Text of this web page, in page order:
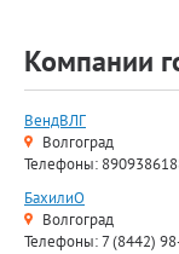
Компании
ВендВЛГ
Волгоград
Телефоны:
БахилиО
Волгоград
Телефоны: 7 (8442)